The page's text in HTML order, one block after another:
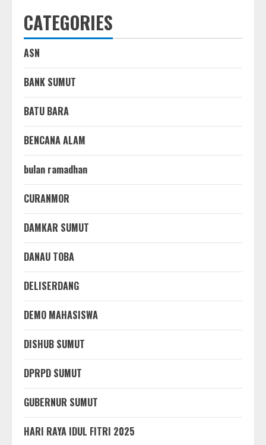
CATEGORIES
ASN
BANK SUMUT
BATU BARA
BENCANA ALAM
bulan ramadhan
CURANMOR
DAMKAR SUMUT
DANAU TOBA
DELISERDANG
DEMO MAHASISWA
DISHUB SUMUT
DPRPD SUMUT
GUBERNUR SUMUT
HARI RAYA IDUL FITRI 2025